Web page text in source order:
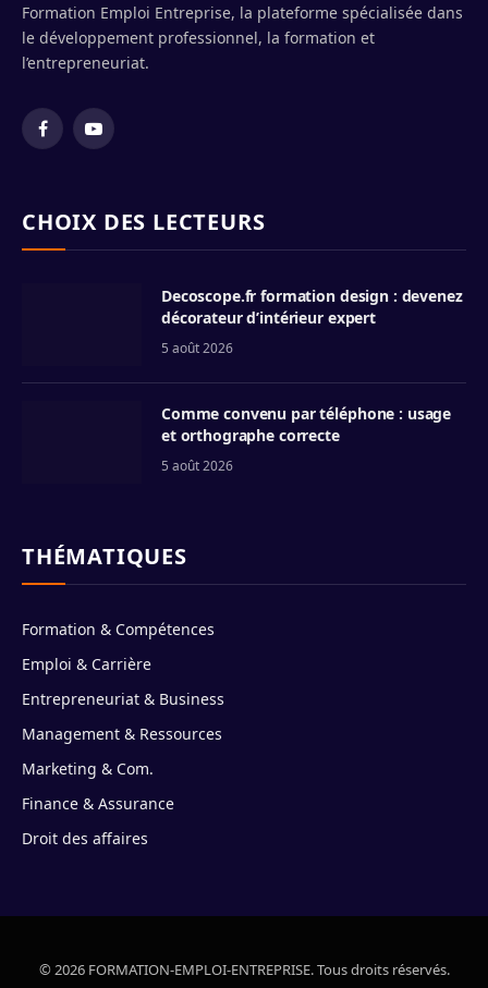
Formation Emploi Entreprise, la plateforme spécialisée dans
le développement professionnel, la formation et
l’entrepreneuriat.
FacebookYouTube
CHOIX DES LECTEURS
Decoscope.fr formation design : devenez
décorateur d’intérieur expert
5 août 2026
Comme convenu par téléphone : usage
et orthographe correcte
5 août 2026
THÉMATIQUES
Formation & Compétences
Emploi & Carrière
Entrepreneuriat & Business
Management & Ressources
Marketing & Com.
Finance & Assurance
Droit des affaires
© 2026 FORMATION-EMPLOI-ENTREPRISE. Tous droits réservés.